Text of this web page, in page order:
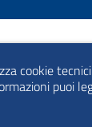
cookie
puoi